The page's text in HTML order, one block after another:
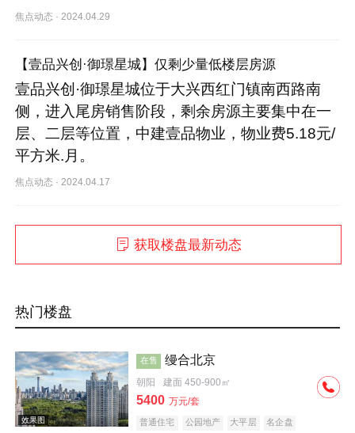
焦点动态 ·2024.04.29
【壹品兴创·御璟星城】仅剩少量低楼层房源
壹品兴创·御璟星城位于大兴西红门镇南西路南
侧，进入尾房销售阶段，剩余房源主要集中在一
层、二层等位置，中建壹品物业，物业费5.18元/
平方米.月。
焦点动态 ·2024.04.17
获取楼盘最新动态
热门楼盘
在售 缦合北京
朝阳 建面 450-900㎡
5400 万元/套
普通住宅 公园地产 大平层 名企盘